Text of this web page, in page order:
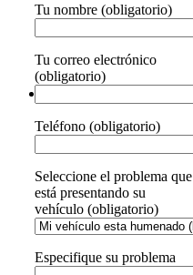
Tu nombre (obligatorio)
Tu correo electrónico
(obligatorio)
Teléfono (obligatorio)
Seleccione el problema que
está presentando su
vehículo (obligatorio)
Especifique su problema